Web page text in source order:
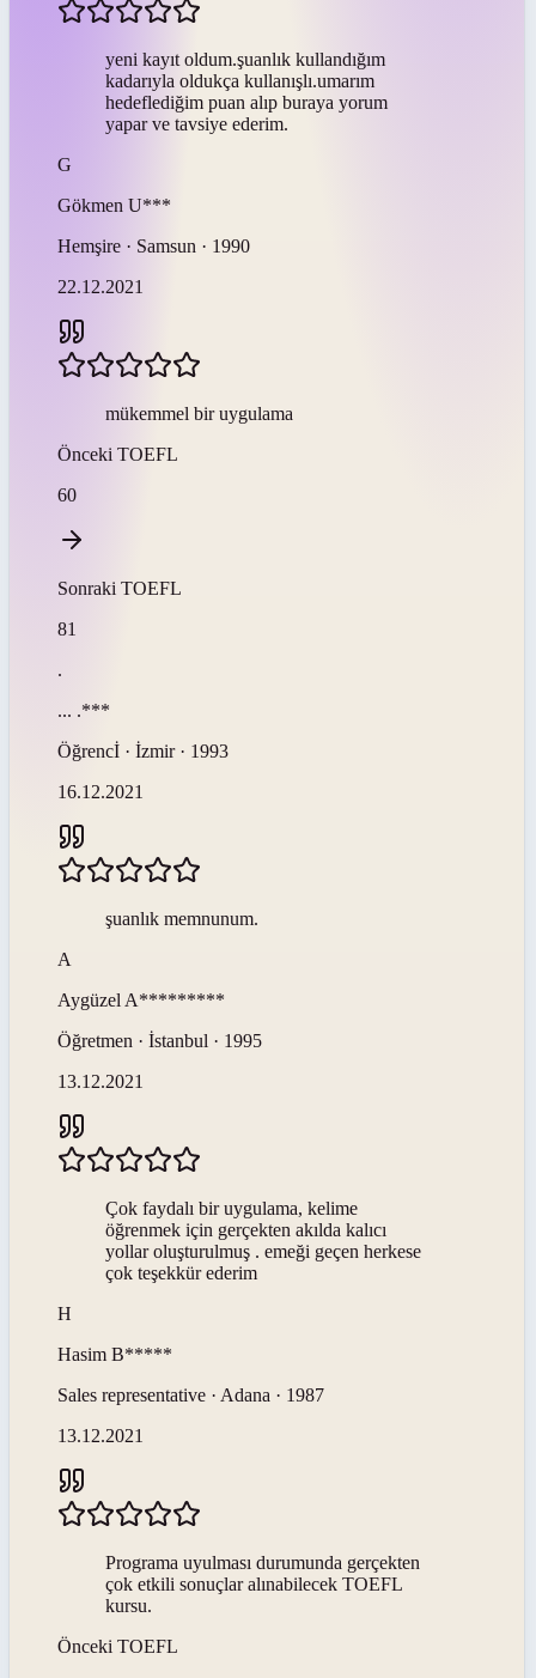
yeni kayıt oldum.şuanlık kullandığım
kadarıyla oldukça kullanışlı.umarım
hedeflediğim puan alıp buraya yorum
yapar ve tavsiye ederim.
G
Gökmen U***
Hemşire · Samsun · 1990
22.12.2021
mükemmel bir uygulama
Önceki TOEFL
60
Sonraki TOEFL
81
.
... .***
Öğrencİ · İzmir · 1993
16.12.2021
şuanlık memnunum.
A
Aygüzel A*********
Öğretmen · İstanbul · 1995
13.12.2021
Çok faydalı bir uygulama, kelime
öğrenmek için gerçekten akılda kalıcı
yollar oluşturulmuş . emeği geçen herkese
çok teşekkür ederim
H
Hasim B*****
Sales representative · Adana · 1987
13.12.2021
Programa uyulması durumunda gerçekten
çok etkili sonuçlar alınabilecek TOEFL
kursu.
Önceki TOEFL